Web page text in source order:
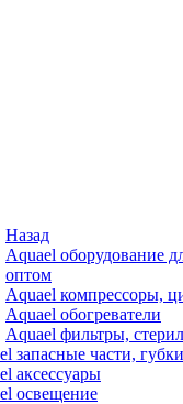
Назад
Aquael оборудование
оптом
Aquael компрессоры,
Aquael обогреватели
Aquael фильтры,
запасные части, губки
аксессуары
освещение